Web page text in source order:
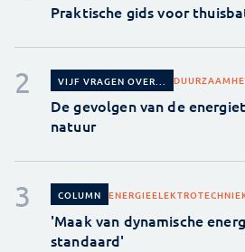
Praktische gids voor
VIJF VRAGEN OVER...
De gevolgen van de
natuur
COLUMN ENERGIE
'Maak van dynamische
standaard'